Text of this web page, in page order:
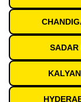
SADAR